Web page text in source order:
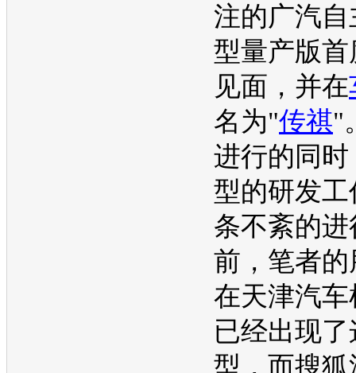
注的广汽
型量产版
见面，并在
名为"传祺"
进行的同
型的研发
条不紊的
前，笔者
在天津汽
已经出现
型，而搜